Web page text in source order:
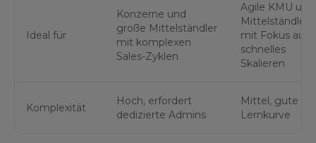
Ideal für
Konzerne und
große Mittelständler
mit komplexen
Sales-Zyklen
Agile KMU und
Mittelständler
mit Fokus auf
schnelles
Skalieren
Komplexität
Hoch, erfordert
dedizierte Admins
Mittel, gute
Lernkurve